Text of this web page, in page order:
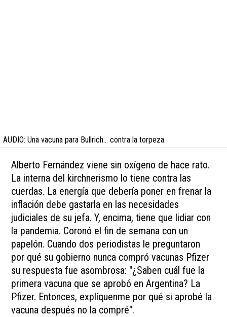
AUDIO: Una vacuna para Bullrich... contra la torpeza
Alberto Fernández viene sin oxígeno de hace rato.
La interna del kirchnerismo lo tiene contra las
cuerdas. La energía que debería poner en frenar la
inflación debe gastarla en las necesidades
judiciales de su jefa. Y, encima, tiene que lidiar con
la pandemia. Coronó el fin de semana con un
papelón. Cuando dos periodistas le preguntaron
por qué su gobierno nunca compró vacunas Pfizer
su respuesta fue asombrosa: "¿Saben cuál fue la
primera vacuna que se aprobó en Argentina? La
Pfizer. Entonces, explíquenme por qué si aprobé la
vacuna después no la compré".